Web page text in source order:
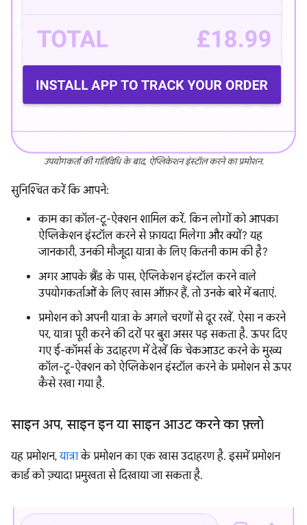
उपयोगकर्ता की गतिविधि के बाद, ऐप्लिकेशन इंस्टॉल करने का प्रमोशन.
सुनिश्चित करें कि आपने:
काम का कॉल-टू-ऐक्शन शामिल करें. किन लोगों को आपका
ऐप्लिकेशन इंस्टॉल करने से फ़ायदा मिलेगा और क्यों? यह
जानकारी, उनकी मौजूदा यात्रा के लिए कितनी काम की है?
अगर आपके ब्रैंड के पास, ऐप्लिकेशन इंस्टॉल करने वाले
उपयोगकर्ताओं के लिए खास ऑफ़र हैं, तो उनके बारे में बताएं.
प्रमोशन को अपनी यात्रा के अगले चरणों से दूर रखें. ऐसा न करने
पर, यात्रा पूरी करने की दरों पर बुरा असर पड़ सकता है. ऊपर दिए
गए ई-कॉमर्स के उदाहरण में देखें कि चेकआउट करने के मुख्य
कॉल-टू-ऐक्शन को ऐप्लिकेशन इंस्टॉल करने के प्रमोशन से ऊपर
कैसे रखा गया है.
साइन अप, साइन इन या साइन आउट करने का फ़्लो
यह प्रमोशन,यात्राके प्रमोशन का एक खास उदाहरण है. इसमें प्रमोशन
कार्ड को ज़्यादा प्रमुखता से दिखाया जा सकता है.